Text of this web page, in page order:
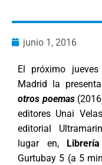
junio 1, 2016
El próximo
Madrid la
otros poemas
editores Unai
editorial
lugar en,Librería
Gurtubay 5 (a 5